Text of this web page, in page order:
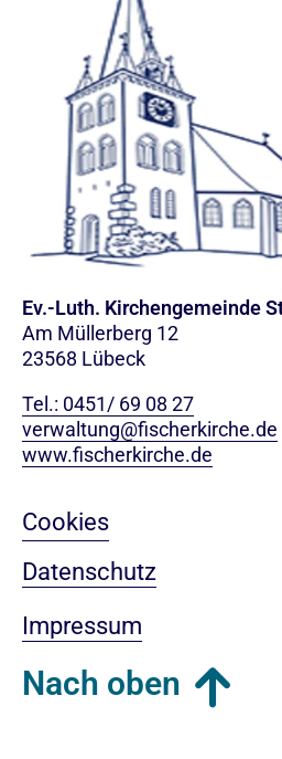
Ev.-Luth. Kirchengemeinde
Am Müllerberg 12
23568 Lübeck
Tel.: 0451/ 69 08 27
verwaltung@fischerkirche.de
www.fischerkirche.de
Cookies
Datenschutz
Impressum
Nach oben